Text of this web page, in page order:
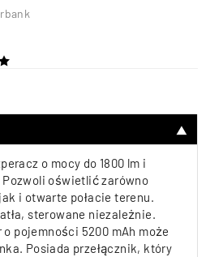
▼
o mocy do 1800 lm i
oświetlić zarówno
i otwarte połacie terenu.
sterowane niezależnie.
pojemności 5200 mAh może
Posiada przełącznik, który